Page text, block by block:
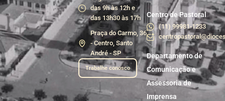
das 9h às 12h e
das 13h30 às 17h
Praça do Carmo, 36
- Centro, Santo
André - SP
Trabalhe conosco
Centro de Pastoral
(11) 99981-1233
Departamento de
Comunicação e
Assessoria de
Imprensa